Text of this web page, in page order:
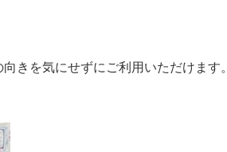
きを気にせずにご利用いただけます。